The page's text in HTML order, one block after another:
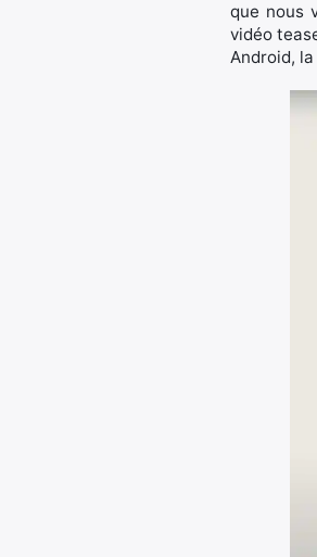
que nous
vidéo
Android, la